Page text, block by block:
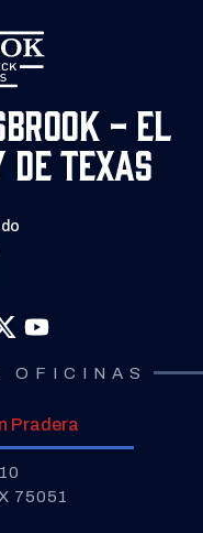
- El
Texas
OFICINAS
Pradera
75051